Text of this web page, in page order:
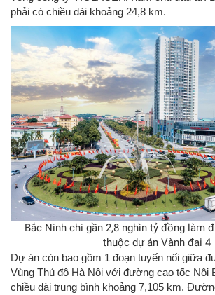
phải có chiều dài khoảng 24,8 km.
Bắc Ninh chi gần 2,8 nghìn tỷ đồng làm
thuộc dự án Vành đai 4
Dự án còn bao gồm 1 đoạn tuyến nối giữa
Vùng Thủ đô Hà Nội với đường cao tốc Nội
chiều dài trung bình khoảng 7,105 km.